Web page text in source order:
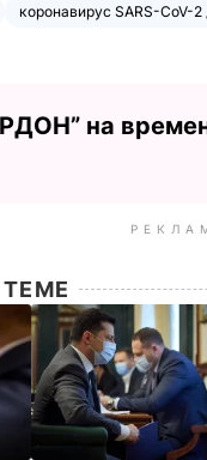
коронавирус SARS-CoV-2
на